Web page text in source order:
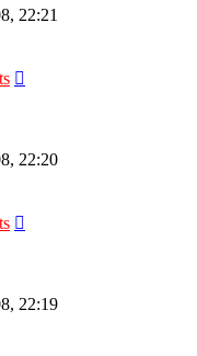
22:21
22:20
22:19